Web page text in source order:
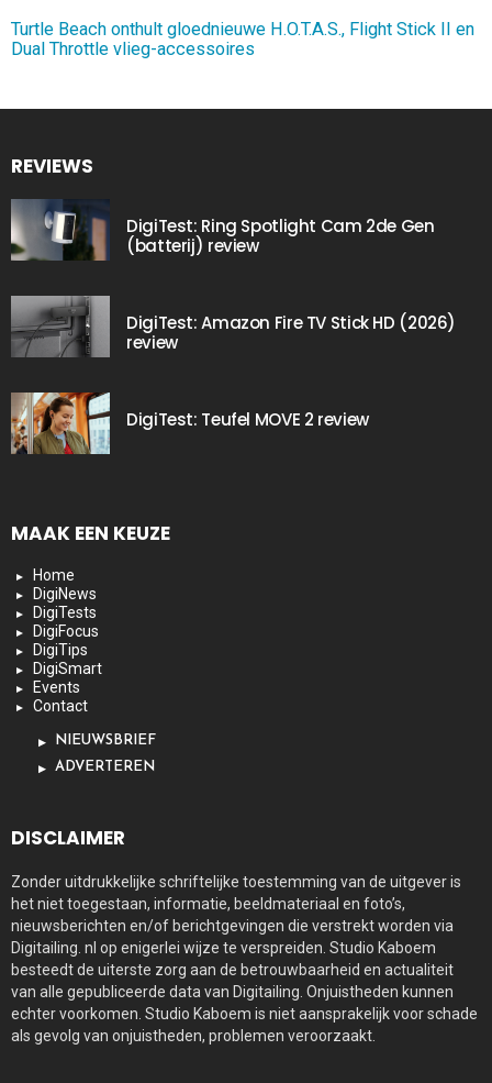
Turtle Beach onthult gloednieuwe H.O.T.A.S., Flight Stick II en
Dual Throttle vlieg-accessoires
REVIEWS
DigiTest: Ring Spotlight Cam 2de Gen
(batterij) review
DigiTest: Amazon Fire TV Stick HD (2026)
review
DigiTest: Teufel MOVE 2 review
MAAK EEN KEUZE
Home
DigiNews
DigiTests
DigiFocus
DigiTips
DigiSmart
Events
Contact
NIEUWSBRIEF
ADVERTEREN
DISCLAIMER
Zonder uitdrukkelijke schriftelijke toestemming van de uitgever is
het niet toegestaan, informatie, beeldmateriaal en foto’s,
nieuwsberichten en/of berichtgevingen die verstrekt worden via
Digitailing. nl op enigerlei wijze te verspreiden. Studio Kaboem
besteedt de uiterste zorg aan de betrouwbaarheid en actualiteit
van alle gepubliceerde data van Digitailing. Onjuistheden kunnen
echter voorkomen. Studio Kaboem is niet aansprakelijk voor schade
als gevolg van onjuistheden, problemen veroorzaakt.